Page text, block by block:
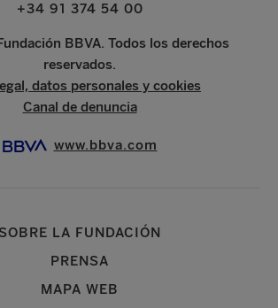
+34 91 374 54 00
BBVA. Todos los derechos
reservados.
datos personales y cookies
Canal de denuncia
www.bbva.com
SOBRE LA FUNDACIÓN
PRENSA
MAPA WEB